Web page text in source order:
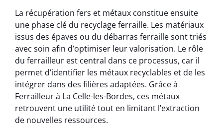
La récupération fers et métaux constitue ensuite
une phase clé du recyclage ferraille. Les matériaux
issus des épaves ou du débarras ferraille sont triés
avec soin afin d’optimiser leur valorisation. Le rôle
du ferrailleur est central dans ce processus, car il
permet d’identifier les métaux recyclables et de les
intégrer dans des filières adaptées. Grâce à
Ferrailleur à La Celle-les-Bordes, ces métaux
retrouvent une utilité tout en limitant l’extraction
de nouvelles ressources.